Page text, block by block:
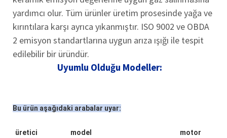
yardımcı olur. Tüm ürünler üretim prosesinde yağa ve
kırıntılara karşı ayrıca yıkanmıştır. ISO 9002 ve OBDA
2 emisyon standartlarına uygun arıza ışığı ile tespit
edilebilir bir üründür.
Uyumlu Olduğu Modeller:
Bu ürün aşağıdaki arabalar uyar:
üretici model
motor